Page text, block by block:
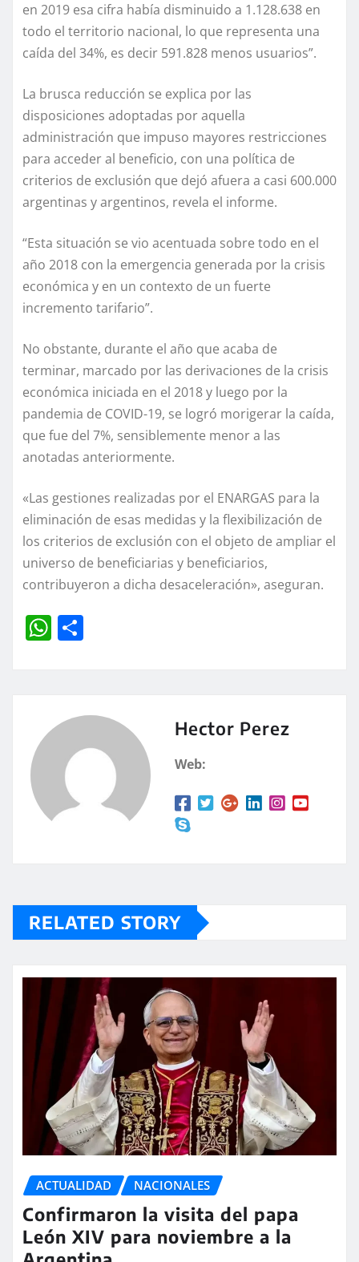
en 2019 esa cifra había disminuido a 1.128.638 en
todo el territorio nacional, lo que representa una
caída del 34%, es decir 591.828 menos usuarios”.
La brusca reducción se explica por las
disposiciones adoptadas por aquella
administración que impuso mayores restricciones
para acceder al beneficio, con una política de
criterios de exclusión que dejó afuera a casi 600.000
argentinas y argentinos, revela el informe.
“Esta situación se vio acentuada sobre todo en el
año 2018 con la emergencia generada por la crisis
económica y en un contexto de un fuerte
incremento tarifario”.
No obstante, durante el año que acaba de
terminar, marcado por las derivaciones de la crisis
económica iniciada en el 2018 y luego por la
pandemia de COVID-19, se logró morigerar la caída,
que fue del 7%, sensiblemente menor a las
anotadas anteriormente.
«Las gestiones realizadas por el ENARGAS para la
eliminación de esas medidas y la flexibilización de
los criterios de exclusión con el objeto de ampliar el
universo de beneficiarias y beneficiarios,
contribuyeron a dicha desaceleración», aseguran.
W
A
p
rt
Hector Perez
Web:
RELATED STORY
ACTUALIDAD NACIONALES
Confirmaron la visita del papa
León XIV para noviembre a la